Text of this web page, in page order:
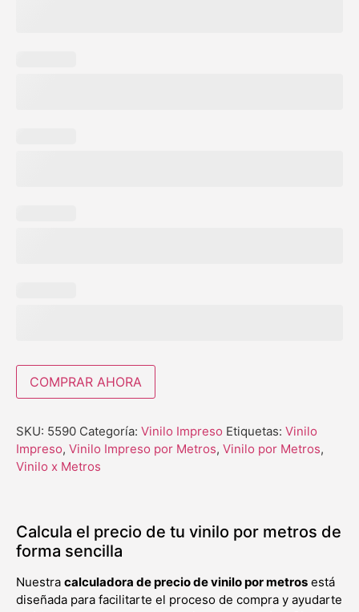
COMPRAR AHORA
SKU: 5590 Categoría: Vinilo Impreso Etiquetas: Vinilo
Impreso, Vinilo Impreso por Metros, Vinilo por Metros,
Vinilo x Metros
Calcula el precio de tu vinilo por metros de
forma sencilla
Nuestra calculadora de precio de vinilo por metros está
diseñada para facilitarte el proceso de compra y ayudarte